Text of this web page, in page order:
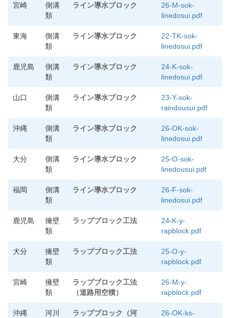
宮崎
側溝
類
ライン導水ブロック
26-M-sok-
linedosui.pdf
東海
側溝
類
ライン導水ブロック
22-TK-sok-
linedosui.pdf
鹿児島
側溝
類
ライン導水ブロック
24-K-sok-
linedosui.pdf
山口
側溝
類
ライン導水ブロック
23-Y-sok-
raindousui.pdf
沖縄
側溝
類
ライン導水ブロック
26-OK-sok-
linedosui.pdf
大分
側溝
類
ライン導水ブロック
25-O-sok-
linedousui.pdf
福岡
側溝
類
ライン導水ブロック
26-F-sok-
linedosui.pdf
鹿児島
擁壁
類
ラップブロック工法
24-K-y-
rapblock.pdf
大分
擁壁
類
ラップブロック工法
25-O-y-
rapblock.pdf
宮崎
擁壁
類
ラップブロック工法
（道路用空積）
26-M-y-
rapblock.pdf
沖縄
河川
ラップブロック（河
26-OK-ks-